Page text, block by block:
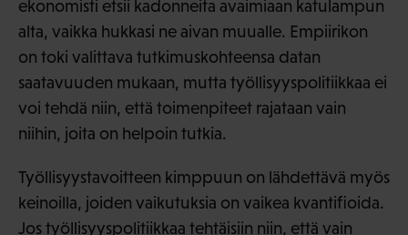
ekonomisti etsii kadonneita avaimiaan katulampun
alta, vaikka hukkasi ne aivan muualle. Empiirikon
on toki valittava tutkimuskohteensa datan
saatavuuden mukaan, mutta työllisyyspolitiikkaa ei
voi tehdä niin, että toimenpiteet rajataan vain
niihin, joita on helpoin tutkia.
Työllisyystavoitteen kimppuun on lähdettävä myös
keinoilla, joiden vaikutuksia on vaikea kvantifioida.
Jos työllisyyspolitiikkaa tehtäisiin niin, että vain